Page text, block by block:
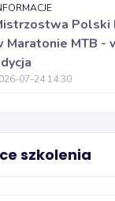
Polski
Maratonie MTB -
07-24 14:30
szkolenia